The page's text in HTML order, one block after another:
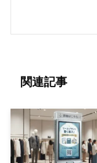
関連記事